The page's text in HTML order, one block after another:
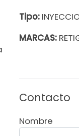
Tipo:
MARCAS:
Contacto
Nombre